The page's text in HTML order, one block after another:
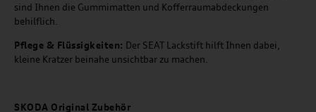
sind Ihnen die Gummimatten und Kofferraumabdeckungen
behilflich.
Pflege & Flüssigkeiten: Der SEAT Lackstift hilft Ihnen dabei,
kleine Kratzer beinahe unsichtbar zu machen.
SKODA Original Zubehör